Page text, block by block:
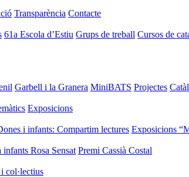
Transparència Contacte
61a Escola d’Estiu Grups de treball Cursos de
Garbell i la Granera MiniBATS Projectes
Exposicions
i infants: Compartim lectures Exposicions
infants Rosa Sensat Premi Cassià Costal
col·lectius